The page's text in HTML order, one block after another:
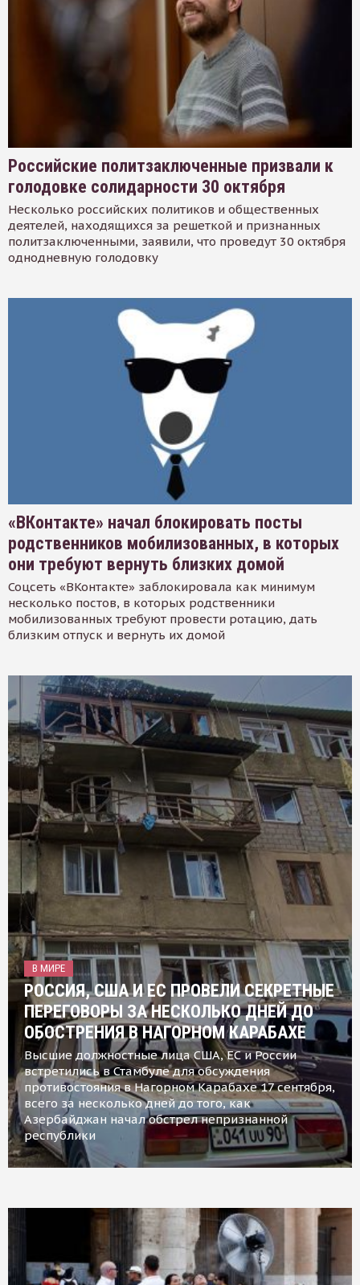
Российские политзаключенные призвали к
голодовке солидарности 30 октября
Несколько российских политиков и общественных
деятелей, находящихся за решеткой и признанных
политзаключенными, заявили, что проведут 30 октября
однодневную голодовку
«ВКонтакте» начал блокировать посты
родственников мобилизованных, в которых
они требуют вернуть близких домой
Соцсеть «ВКонтакте» заблокировала как минимум
несколько постов, в которых родственники
мобилизованных требуют провести ротацию, дать
близким отпуск и вернуть их домой
В МИРЕ
РОССИЯ, США И ЕС ПРОВЕЛИ СЕКРЕТНЫЕ
ПЕРЕГОВОРЫ ЗА НЕСКОЛЬКО ДНЕЙ ДО
ОБОСТРЕНИЯ В НАГОРНОМ КАРАБАХЕ
Высшие должностные лица США, ЕС и России
встретились в Стамбуле для обсуждения
противостояния в Нагорном Карабахе 17 сентября,
всего за несколько дней до того, как
Азербайджан начал обстрел непризнанной
республики